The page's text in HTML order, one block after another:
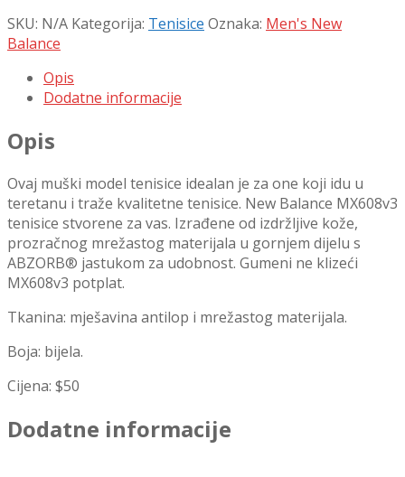
SKU: N/A Kategorija: Tenisice Oznaka: Men's New
Balance
Opis
Dodatne informacije
Opis
Ovaj muški model tenisice idealan je za one koji idu u
teretanu i traže kvalitetne tenisice. New Balance MX608v3
tenisice stvorene za vas. Izrađene od izdržljive kože,
prozračnog mrežastog materijala u gornjem dijelu s
ABZORB® jastukom za udobnost. Gumeni ne klizeći
MX608v3 potplat.
Tkanina: mješavina antilop i mrežastog materijala.
Boja: bijela.
Cijena: $50
Dodatne informacije